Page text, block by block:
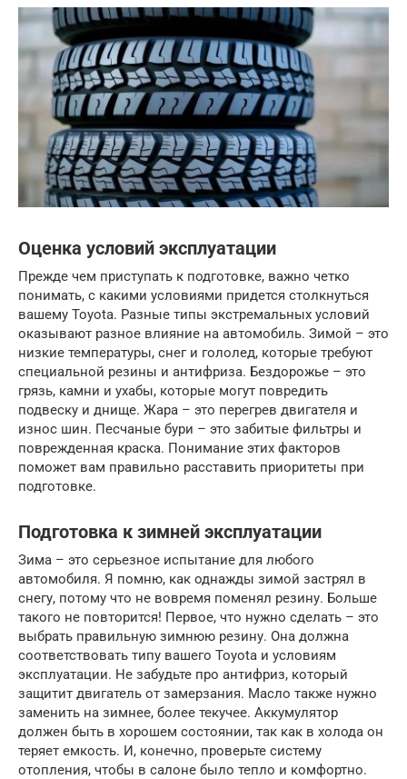
Оценка условий эксплуатации
Прежде чем приступать к подготовке, важно четко
понимать, с какими условиями придется столкнуться
вашему Toyota. Разные типы экстремальных условий
оказывают разное влияние на автомобиль. Зимой – это
низкие температуры, снег и гололед, которые требуют
специальной резины и антифриза. Бездорожье – это
грязь, камни и ухабы, которые могут повредить
подвеску и днище. Жара – это перегрев двигателя и
износ шин. Песчаные бури – это забитые фильтры и
поврежденная краска. Понимание этих факторов
поможет вам правильно расставить приоритеты при
подготовке.
Подготовка к зимней эксплуатации
Зима – это серьезное испытание для любого
автомобиля. Я помню, как однажды зимой застрял в
снегу, потому что не вовремя поменял резину. Больше
такого не повторится! Первое, что нужно сделать – это
выбрать правильную зимнюю резину. Она должна
соответствовать типу вашего Toyota и условиям
эксплуатации. Не забудьте про антифриз, который
защитит двигатель от замерзания. Масло также нужно
заменить на зимнее, более текучее. Аккумулятор
должен быть в хорошем состоянии, так как в холода он
теряет емкость. И, конечно, проверьте систему
отопления, чтобы в салоне было тепло и комфортно.